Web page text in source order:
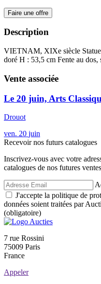
Faire une offre
Description
VIETNAM, XIXe siècle
doré H : 53,5 cm Fente au dos,
Vente associée
Le 20 juin, Arts
Drouot
ven. 20 juin
Recevoir nos futurs catalogues
Inscrivez-vous avec votre
catalogues de nos futures ventes
J'accepte la politique de
données soient traitées par
(obligatoire)
7 rue Rossini
75009 Paris
France
Appeler